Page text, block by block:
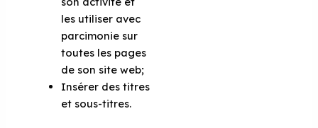
les utiliser avec
parcimonie sur
toutes les pages
de son site web;
Insérer des titres
et sous-titres.